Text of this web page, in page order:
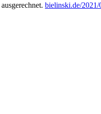
ausgerechnet. bielinski.de/